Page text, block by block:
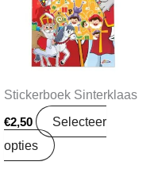
Stickerboek Sinterklaas
€2,50
Selecteer
opties